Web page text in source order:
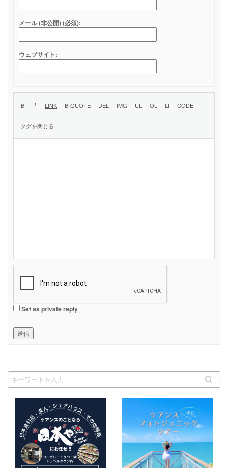
メール (非公開) (必須):
ウェブサイト:
Set as private reply
送信